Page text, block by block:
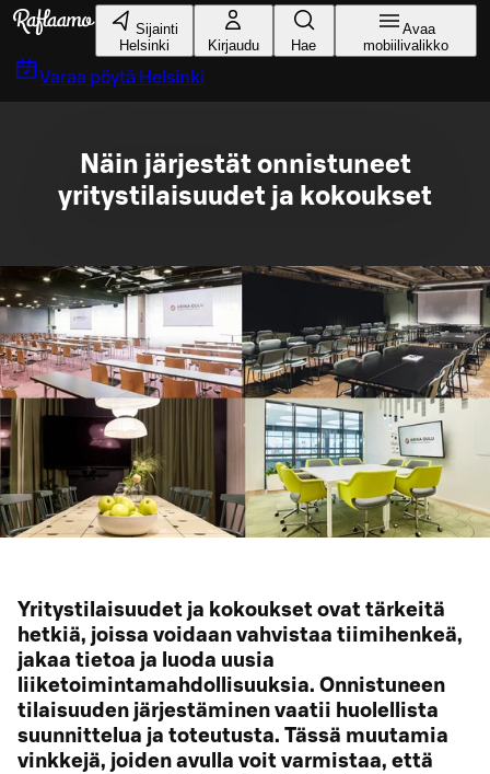
Siirry pääsisältöön
Sijainti
Helsinki
Kirjaudu Hae
Avaa
mobiilivalikko
Varaa pöytä Helsinki
Näin järjestät onnistuneet
yritystilaisuudet ja kokoukset
Yritystilaisuudet ja kokoukset ovat tärkeitä
hetkiä, joissa voidaan vahvistaa tiimihenkeä,
jakaa tietoa ja luoda uusia
liiketoimintamahdollisuuksia. Onnistuneen
tilaisuuden järjestäminen vaatii huolellista
suunnittelua ja toteutusta. Tässä muutamia
vinkkejä, joiden avulla voit varmistaa, että